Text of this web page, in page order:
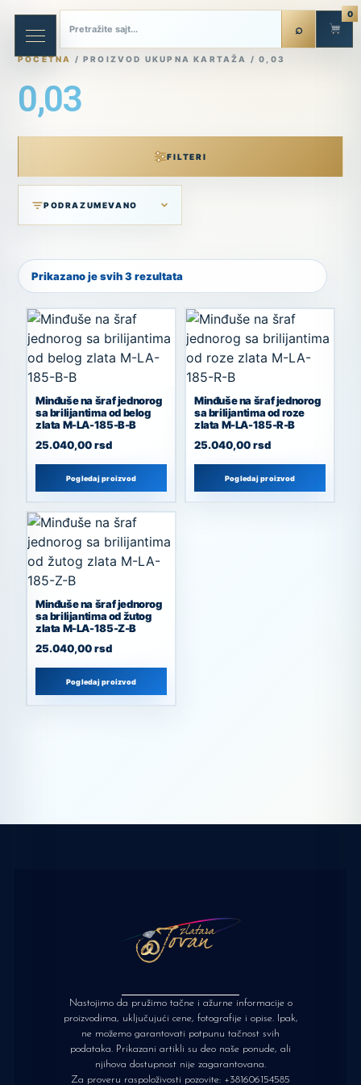
POČETNA / PROIZVOD UKUPNA KARTAŽA / 0,03
0,03
FILTERI
Prikazano je svih 3 rezultata
Minđuše na šraf jednorog
sa brilijantima od belog
zlata M-LA-185-B-B
25.040,00rsd
Pogledaj proizvod
Minđuše na šraf jednorog
sa brilijantima od roze
zlata M-LA-185-R-B
25.040,00rsd
Pogledaj proizvod
Minđuše na šraf jednorog
sa brilijantima od žutog
zlata M-LA-185-Z-B
25.040,00rsd
Pogledaj proizvod
Nastojimo da pružimo tačne i ažurne informacije o
proizvodima, uključujući cene, fotografije i opise. Ipak,
ne možemo garantovati potpunu tačnost svih
podataka. Prikazani artikli su deo naše ponude, ali
njihova dostupnost nije zagarantovana.
Za proveru raspoloživosti pozovite: +381606154585
0